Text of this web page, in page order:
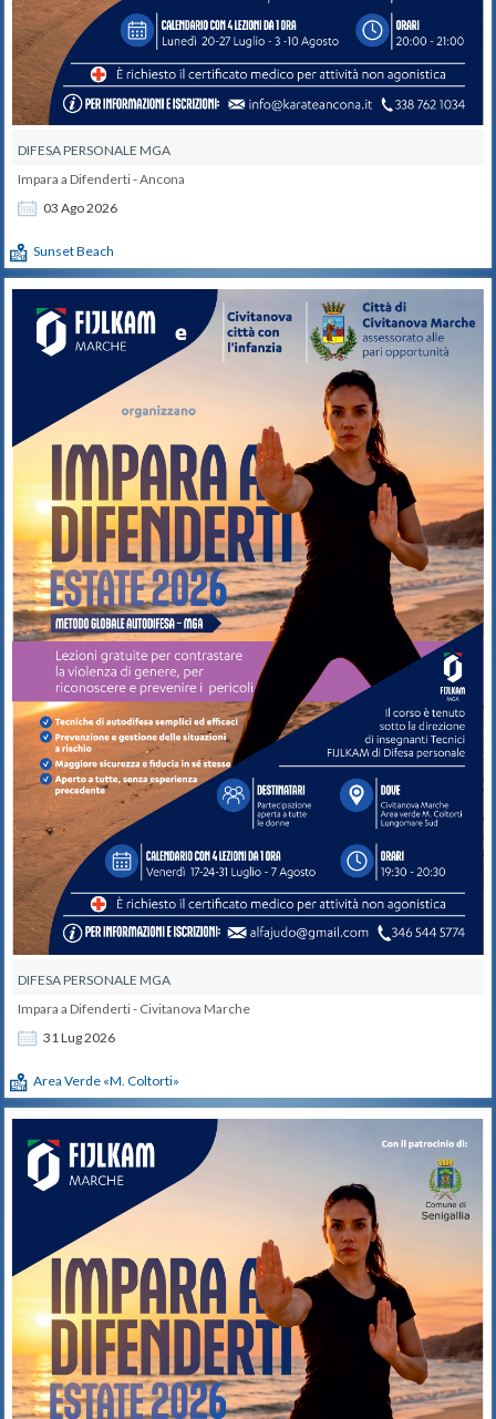
DIFESA PERSONALE MGA
03 Ago2026
Impara a Difenderti - Ancona
Sunset Beach
DIFESA PERSONALE MGA
31 Lug2026
Impara a Difenderti - Civitanova Marche
Area Verde «M. Coltorti»